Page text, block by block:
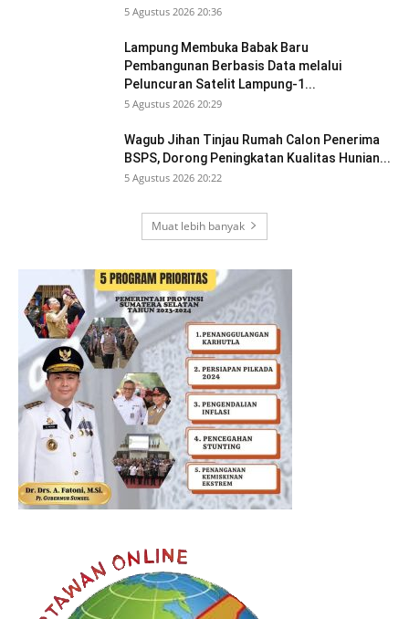
5 Agustus 2026 20:36
Lampung Membuka Babak Baru
Pembangunan Berbasis Data melalui
Peluncuran Satelit Lampung-1...
5 Agustus 2026 20:29
Wagub Jihan Tinjau Rumah Calon Penerima
BSPS, Dorong Peningkatan Kualitas Hunian...
5 Agustus 2026 20:22
Muat lebih banyak